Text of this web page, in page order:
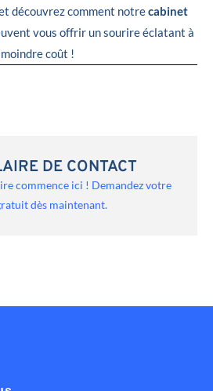
découvrez comment notrecabinet
vous offrir un sourire éclatant à
moindre coût !
DE CONTACT
commence ici ! Demandez votre
dès maintenant.